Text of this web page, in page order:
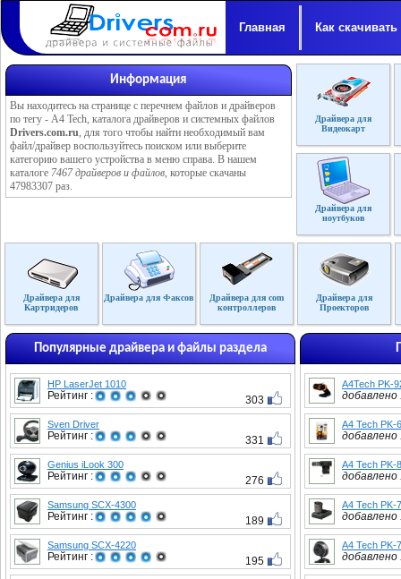
Главная Как скачивать
Информация
Вы находитесь на странице с перечнем файлов и драйверов
по тегу - A4 Tech, каталога драйверов и системных файлов
Drivers.com.ru, для того чтобы найти необходимый вам
файл/драйвер воспользуйтесь поиском или выберите
категорию вашего устройства в меню справа. В нашем
каталоге 7467 драйверов и файлов, которые скачаны
47983307 раз.
Драйвера для
Видеокарт
Драйвера для
ноутбуков
Драйвера для
Картридеров
Драйвера для Факсов
Драйвера для com
контроллеров
Драйвера для
Проекторов
Популярные драйвера и файлы раздела
HP LaserJet 1010
Рейтинг : 303
Sven Driver
Рейтинг : 331
Genius iLook 300
Рейтинг : 276
Samsung SCX-4300
Рейтинг : 189
Samsung SCX-4220
Рейтинг : 195
A4Tech PK-
добавлено
A4 Tech PK-
добавлено
A4 Tech PK-
добавлено
A4 Tech PK-
добавлено
A4 Tech PK-
добавлено